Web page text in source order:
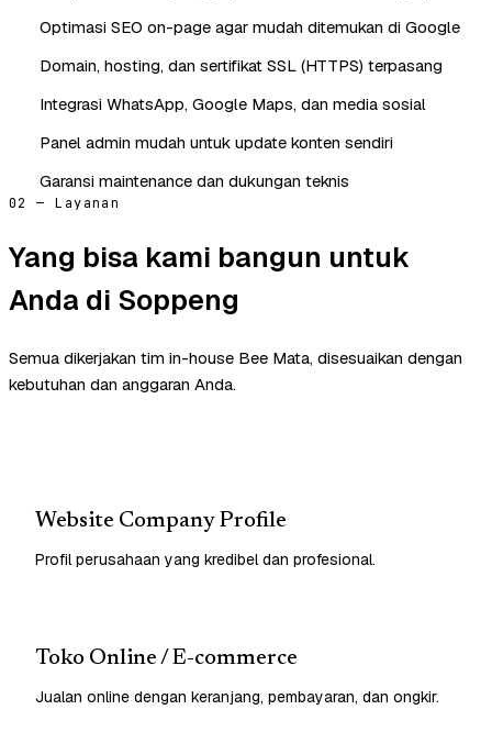
Optimasi SEO on-page agar mudah ditemukan di Google
Domain, hosting, dan sertifikat SSL (HTTPS) terpasang
Integrasi WhatsApp, Google Maps, dan media sosial
Panel admin mudah untuk update konten sendiri
Garansi maintenance dan dukungan teknis
02 — Layanan
Yang bisa kami bangun untuk
Anda di Soppeng
Semua dikerjakan tim in-house Bee Mata, disesuaikan dengan
kebutuhan dan anggaran Anda.
Website Company Profile
Profil perusahaan yang kredibel dan profesional.
Toko Online / E-commerce
Jualan online dengan keranjang, pembayaran, dan ongkir.